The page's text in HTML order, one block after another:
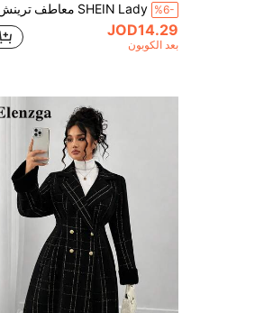
%6-
JOD14.29
بعد الكوبون